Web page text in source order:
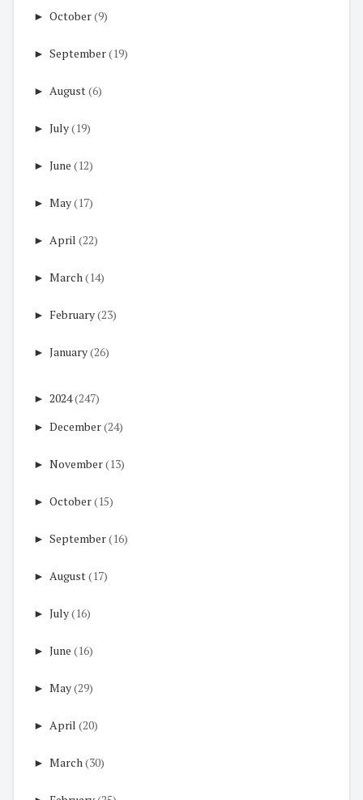
► October(9)
► September(19)
► August(6)
► July(19)
► June (12)
► May(17)
► April (22)
► March(14)
► February(23)
► January(26)
► 2024(247)
► December(24)
► November(13)
► October(15)
► September(16)
► August(17)
► July(16)
► June (16)
► May(29)
► April (20)
► March(30)